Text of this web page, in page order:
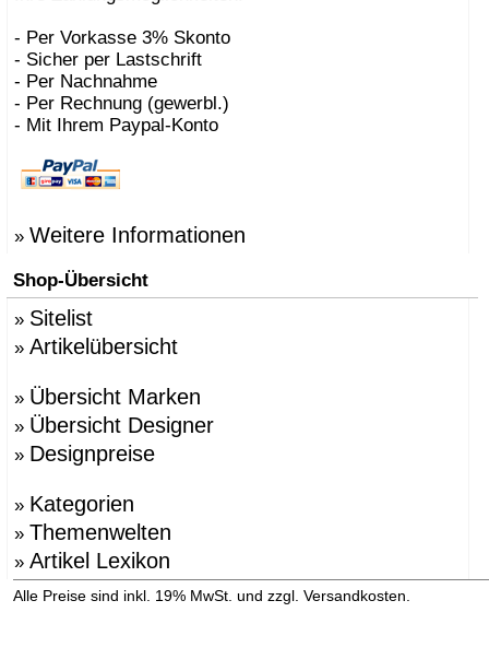
- Per Vorkasse 3% Skonto
- Sicher per Lastschrift
- Per Nachnahme
- Per Rechnung (gewerbl.)
- Mit Ihrem Paypal-Konto
» Weitere Informationen
Shop-Übersicht
» Sitelist
» Artikelübersicht
» Übersicht Marken
» Übersicht Designer
» Designpreise
» Kategorien
» Themenwelten
» Artikel Lexikon
Alle Preise sind inkl. 19% MwSt. und zzgl. Versandkosten.